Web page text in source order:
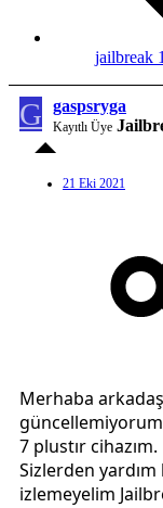
jailbreak
G gaspsryga
Kayıtlı Üye
21 Eki 2021
Merhaba
7 plustır cihazım.
Sizlerden
izlemeyelim